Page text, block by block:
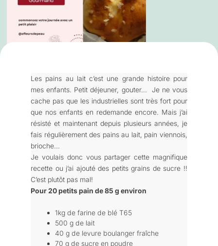
Les pains au lait c’est une grande histoire pour
mes enfants. Petit déjeuner, gouter… Je ne vous
cache pas que les industrielles sont très fort pour
que nos enfants en redemande encore. Mais j’ai
résisté et maintenant depuis plusieurs années, je
fais régulièrement des pains au lait, pain viennois,
brioche…
Je voulais donc vous partager cette magnifique
recette ou j’ai ajouté des petits grains de sucre !!
C’est plutôt pas mal!
Pour 20 petits pain de 85 g environ
1kg de farine de blé T65
500 g de lait
40 g de levure boulanger fraîche
70 g de sucre en poudre